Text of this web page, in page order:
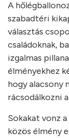
A
szabadtéri
választás
családoknak,
izgalmas
élményekhez
hogy alacsony
rácsodálkozni
Sokakat vonz a
közös élmény